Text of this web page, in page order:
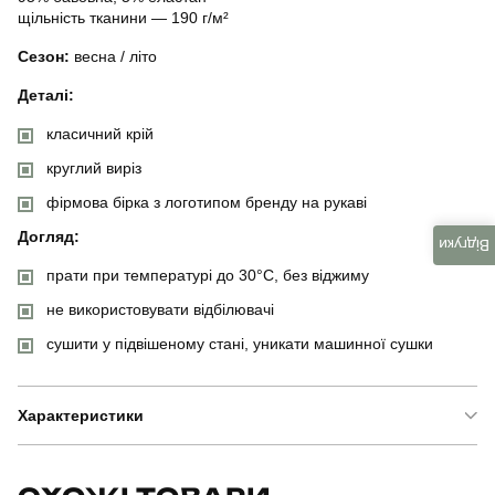
щільність тканини — 190 г/м²
Сезон: весна / літо
Деталі:
класичний крій
круглий виріз
фірмова бірка з логотипом бренду на рукаві
Догляд:
прати при температурі до 30°C, без віджиму
не використовувати відбілювачі
сушити у підвішеному стані, уникати машинної сушки
Характеристики
Відгуки